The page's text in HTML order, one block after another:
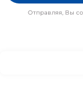
Отправляя, Вы